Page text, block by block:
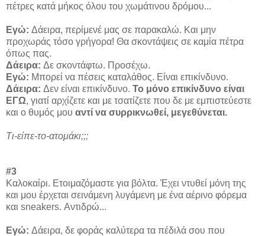
πέτρες κατά μήκος όλου του χωμάτινου δρόμου...
Εγώ: Δάειρα, περίμενέ μας σε παρακαλώ. Και μην
προχωράς τόσο γρήγορα! Θα σκοντάψεις σε καμία πέτρα
όπως πας.
Δάειρα: Δε σκοντάφτω. Προσέχω.
Εγώ: Μπορεί να πέσεις καταλάθος. Είναι επικίνδυνο.
Δάειρα: Δεν είναι επικίνδυνο. Το μόνο επικίνδυνο είναι
ΕΓΩ, γιατί αρχίζετε και με τσατίζετε που δε με εμπιστεύεστε
και ο θυμός μου αντί να συρρικνωθεί, μεγεθύνεται.
Τι-είπε-το-ατομάκι;;;
#3
Καλοκαίρι. Ετοιμαζόμαστε για βόλτα. Έχει ντυθεί μόνη της
και μου έρχεται σεινάμενη λυγάμενη με ένα αέρινο φόρεμα
και sneakers. Αντιδρώ...
Εγώ: Δάειρα, δε φοράς καλύτερα τα πέδιλά σου που